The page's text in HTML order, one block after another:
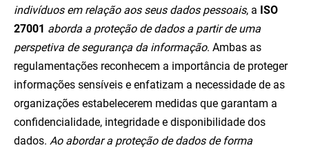
indivíduos em relação aos seus dados pessoais, a ISO
27001 aborda a proteção de dados a partir de uma
perspetiva de segurança da informação. Ambas as
regulamentações reconhecem a importância de proteger
informações sensíveis e enfatizam a necessidade de as
organizações estabelecerem medidas que garantam a
confidencialidade, integridade e disponibilidade dos
dados. Ao abordar a proteção de dados de forma